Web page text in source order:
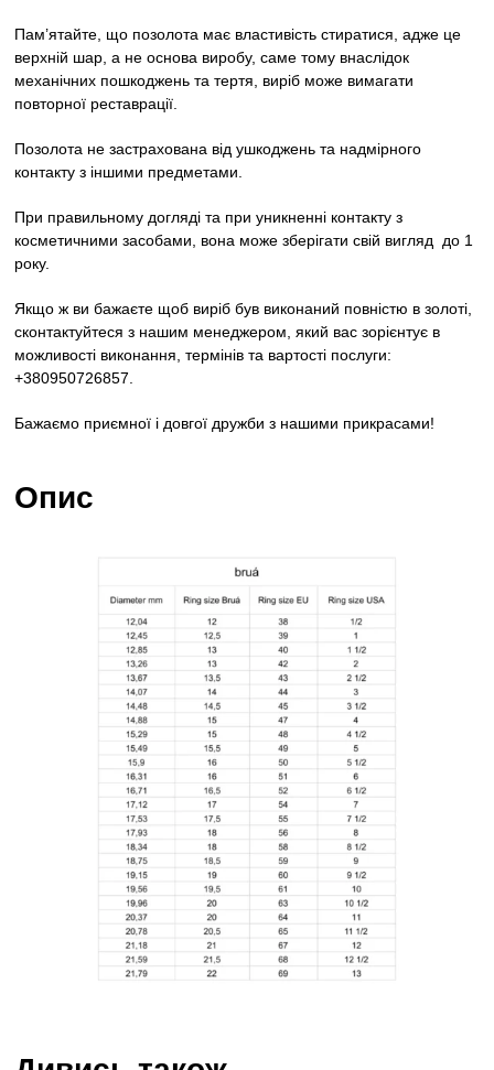
Пам’ятайте, що позолота має властивість стиратися, адже це
верхній шар, а не основа виробу, саме тому внаслідок
механічних пошкоджень та тертя, виріб може вимагати
повторної реставрації.
Позолота не застрахована від ушкоджень та надмірного
контакту з іншими предметами.
При правильному догляді та при уникненні контакту з
косметичними засобами, вона може зберігати свій вигляд до 1
року.
Якщо ж ви бажаєте щоб виріб був виконаний повністю в золоті,
сконтактуйтеся з нашим менеджером, який вас зорієнтує в
можливості виконання, термінів та вартості послуги:
+380950726857.
Бажаємо приємної і довгої дружби з нашими прикрасами!
Опис